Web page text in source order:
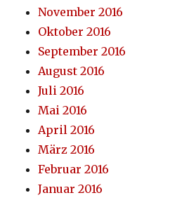
November 2016
Oktober 2016
September 2016
August 2016
Juli 2016
Mai 2016
April 2016
März 2016
Februar 2016
Januar 2016